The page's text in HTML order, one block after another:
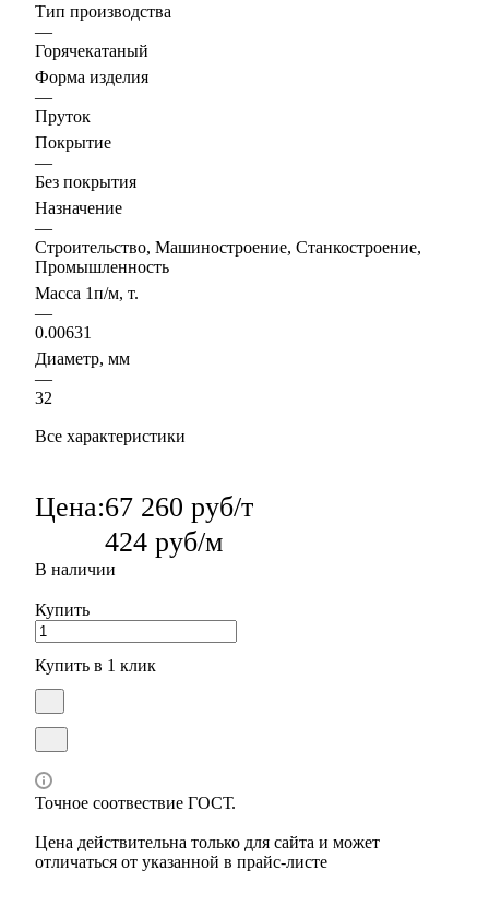
Тип производства
—
Горячекатаный
Форма изделия
—
Пруток
Покрытие
—
Без покрытия
Назначение
—
Строительство, Машиностроение, Станкостроение,
Промышленность
Масса 1п/м, т.
—
0.00631
Диаметр, мм
—
32
Все характеристики
Цена:67 260 руб/т
424 руб/м
В наличии
Купить
Купить в 1 клик
Точное соотвествие ГОСТ.
Цена действительна только для сайта и может
отличаться от указанной в прайс-листе